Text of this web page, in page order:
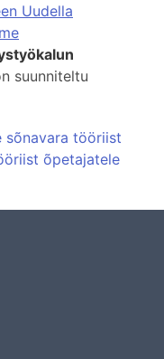
Uudella
suunniteltu
sõnavara tööriist
õpetajatele